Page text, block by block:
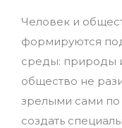
Человек и
формируются
среды: природы
общество не
зрелыми сами по
создать